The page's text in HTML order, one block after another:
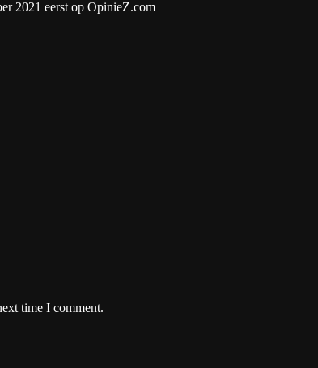
2021 eerst op OpinieZ.com
time I comment.